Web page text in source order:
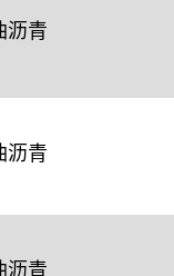
沥青
沥青
沥青